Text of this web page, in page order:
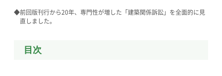
◆前回版刊行から20年、専門性が増した「建築関係訴訟」を全面的に見
直しました。
目次